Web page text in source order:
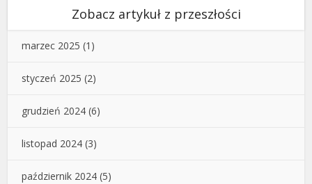
Zobacz artykuł z przeszłości
marzec 2025 (1)
styczeń 2025 (2)
grudzień 2024 (6)
listopad 2024 (3)
październik 2024 (5)